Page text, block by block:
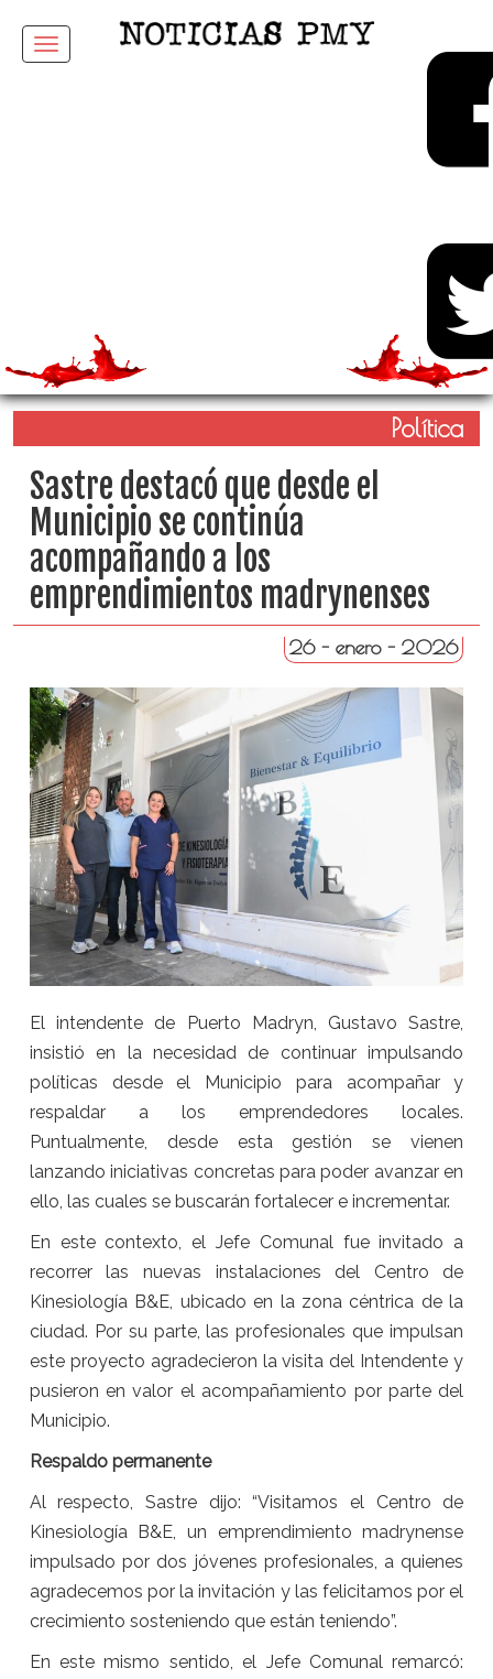
Menu
Política
Sastre destacó que desde el
Municipio se continúa
acompañando a los
emprendimientos madrynenses
26 - enero - 2026
El intendente de Puerto Madryn, Gustavo Sastre,
insistió en la necesidad de continuar impulsando
políticas desde el Municipio para acompañar y
respaldar a los emprendedores locales.
Puntualmente, desde esta gestión se vienen
lanzando iniciativas concretas para poder avanzar en
ello, las cuales se buscarán fortalecer e incrementar.
En este contexto, el Jefe Comunal fue invitado a
recorrer las nuevas instalaciones del Centro de
Kinesiología B&E, ubicado en la zona céntrica de la
ciudad. Por su parte, las profesionales que impulsan
este proyecto agradecieron la visita del Intendente y
pusieron en valor el acompañamiento por parte del
Municipio.
Respaldo permanente
Al respecto, Sastre dijo: “Visitamos el Centro de
Kinesiología B&E, un emprendimiento madrynense
impulsado por dos jóvenes profesionales, a quienes
agradecemos por la invitación y las felicitamos por el
crecimiento sosteniendo que están teniendo”.
En este mismo sentido, el Jefe Comunal remarcó: